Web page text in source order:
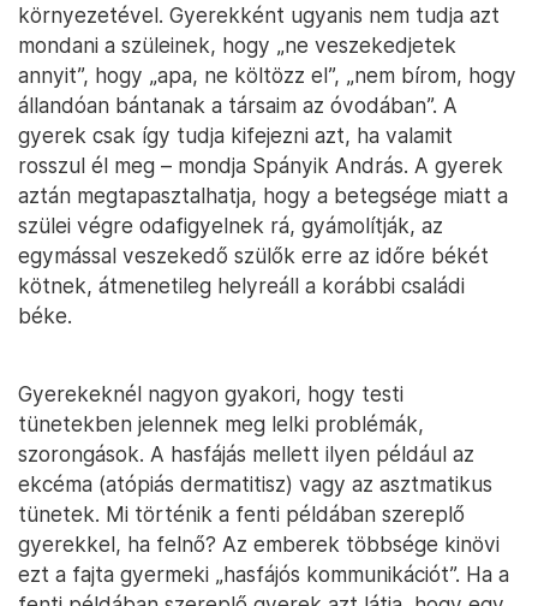
környezetével. Gyerekként ugyanis nem tudja azt
mondani a szüleinek, hogy „ne veszekedjetek
annyit”, hogy „apa, ne költözz el”, „nem bírom, hogy
állandóan bántanak a társaim az óvodában”. A
gyerek csak így tudja kifejezni azt, ha valamit
rosszul él meg – mondja Spányik András. A gyerek
aztán megtapasztalhatja, hogy a betegsége miatt a
szülei végre odafigyelnek rá, gyámolítják, az
egymással veszekedő szülők erre az időre békét
kötnek, átmenetileg helyreáll a korábbi családi
béke.
Gyerekeknél nagyon gyakori, hogy testi
tünetekben jelennek meg lelki problémák,
szorongások. A hasfájás mellett ilyen például az
ekcéma (atópiás dermatitisz) vagy az asztmatikus
tünetek. Mi történik a fenti példában szereplő
gyerekkel, ha felnő? Az emberek többsége kinövi
ezt a fajta gyermeki „hasfájós kommunikációt”. Ha a